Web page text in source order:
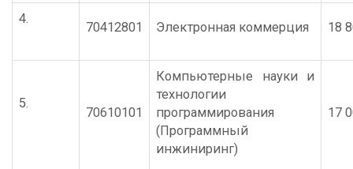
4.
70412801 Электронная коммерция 18
5.
70610101
Компьютерные науки и
технологии
программирования
(Программный
инжиниринг)
17